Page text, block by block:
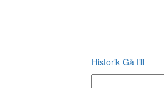
Historik Gå till